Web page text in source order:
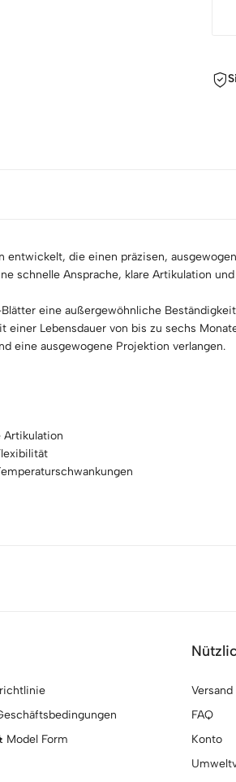
die einen präzisen,
schnelle Ansprache, klare Artikulation
eine außergewöhnliche
Lebensdauer von bis zu sechs
eine ausgewogene Projektion verlangen.
Artikulation
Model Form
FAQ
Konto